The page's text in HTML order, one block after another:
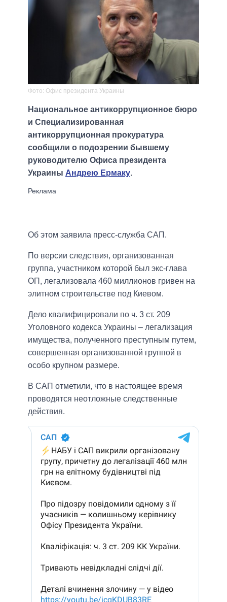
Фото: Офис президента Украины
Национальное антикоррупционное бюро
и Специализированная
антикоррупционная прокуратура
сообщили о подозрении бывшему
руководителю Офиса президента
Украины Андрею Ермаку.
Об этом заявила пресс-служба САП.
По версии следствия, организованная
группа, участником которой был экс-глава
ОП, легализовала 460 миллионов гривен на
элитном строительстве под Киевом.
Дело квалифицировали по ч. 3 ст. 209
Уголовного кодекса Украины – легализация
имущества, полученного преступным путем,
совершенная организованной группой в
особо крупном размере.
В САП отметили, что в настоящее время
проводятся неотложные следственные
действия.